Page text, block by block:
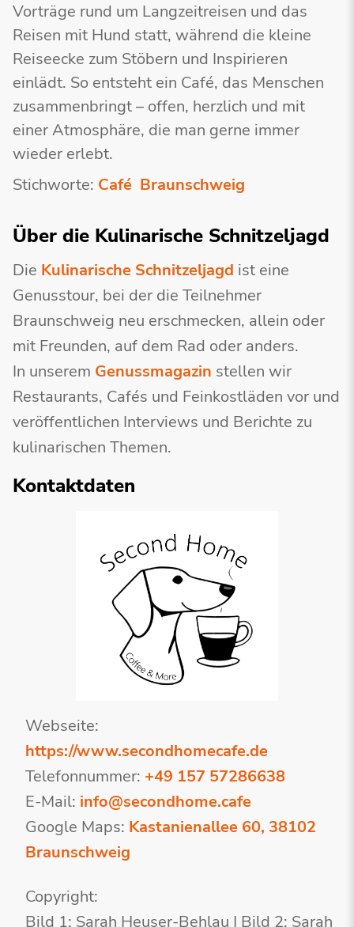
Vorträge rund um Langzeitreisen und das
Reisen mit Hund statt, während die kleine
Reiseecke zum Stöbern und Inspirieren
einlädt. So entsteht ein Café, das Menschen
zusammenbringt – offen, herzlich und mit
einer Atmosphäre, die man gerne immer
wieder erlebt.
Stichworte: Café Braunschweig
Über die Kulinarische Schnitzeljagd
Die Kulinarische Schnitzeljagd ist eine
Genusstour, bei der die Teilnehmer
Braunschweig neu erschmecken, allein oder
mit Freunden, auf dem Rad oder anders.
In unserem Genussmagazin stellen wir
Restaurants, Cafés und Feinkostläden vor und
veröffentlichen Interviews und Berichte zu
kulinarischen Themen.
Kontaktdaten
Webseite:
https://www.secondhomecafe.de
Telefonnummer: +49 157 57286638
E-Mail: info@secondhome.cafe
Google Maps: Kastanienallee 60, 38102
Braunschweig
Copyright:
Bild 1: Sarah Heuser-Behlau | Bild 2: Sarah